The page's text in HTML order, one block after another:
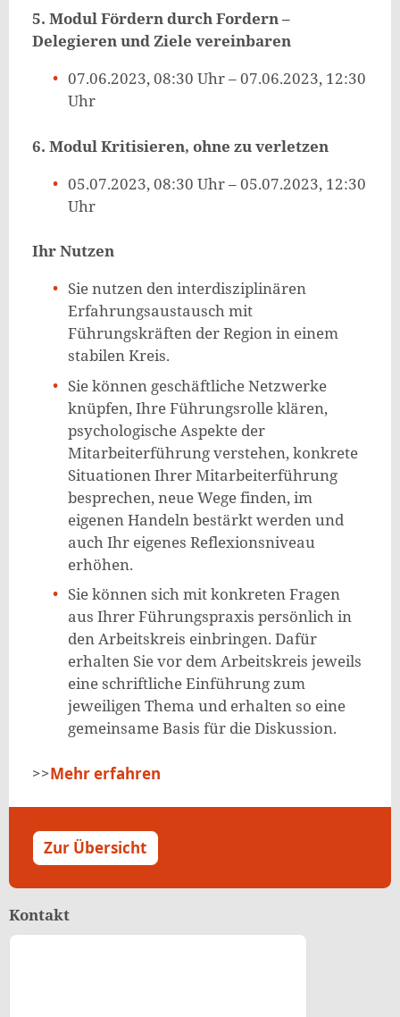
5. Modul Fördern durch Fordern –
Delegieren und Ziele vereinbaren
07.06.2023, 08:30 Uhr – 07.06.2023, 12:30
Uhr
6. Modul Kritisieren, ohne zu verletzen
05.07.2023, 08:30 Uhr – 05.07.2023, 12:30
Uhr
Ihr Nutzen
Sie nutzen den interdisziplinären
Erfahrungsaustausch mit
Führungskräften der Region in einem
stabilen Kreis.
Sie können geschäftliche Netzwerke
knüpfen, Ihre Führungsrolle klären,
psychologische Aspekte der
Mitarbeiterführung verstehen, konkrete
Situationen Ihrer Mitarbeiterführung
besprechen, neue Wege finden, im
eigenen Handeln bestärkt werden und
auch Ihr eigenes Reflexionsniveau
erhöhen.
Sie können sich mit konkreten Fragen
aus Ihrer Führungspraxis persönlich in
den Arbeitskreis einbringen. Dafür
erhalten Sie vor dem Arbeitskreis jeweils
eine schriftliche Einführung zum
jeweiligen Thema und erhalten so eine
gemeinsame Basis für die Diskussion.
>>Mehr erfahren
Zur Übersicht
Kontakt